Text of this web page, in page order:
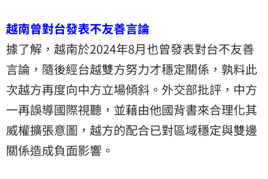
越南曾對台發表不友善言論
據了解，越南於2024年8月也曾發表對台不友善
言論，隨後經台越雙方努力才穩定關係，孰料此
次越方再度向中方立場傾斜。外交部批評，中方
一再誤導國際視聽，並藉由他國背書來合理化其
威權擴張意圖，越方的配合已對區域穩定與雙邊
關係造成負面影響。